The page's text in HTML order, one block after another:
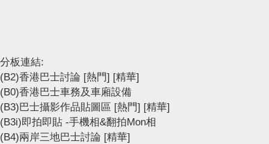
分板連結:
(B2)香港巴士討論 [熱門] [精華]
(B0)香港巴士車務及車廂設備
(B3)巴士攝影作品貼圖區 [熱門] [精華]
(B3i)即拍即貼 -手機相&翻拍Mon相
(B4)兩岸三地巴士討論 [精華]